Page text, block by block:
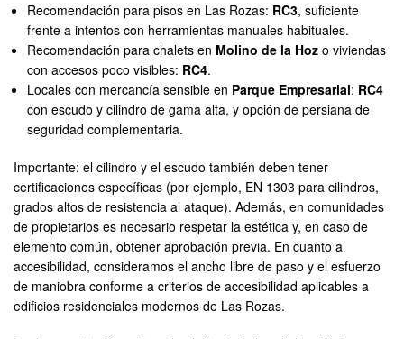
Recomendación para pisos en Las Rozas: RC3, suficiente
frente a intentos con herramientas manuales habituales.
Recomendación para chalets en Molino de la Hoz o viviendas
con accesos poco visibles: RC4.
Locales con mercancía sensible en Parque Empresarial: RC4
con escudo y cilindro de gama alta, y opción de persiana de
seguridad complementaria.
Importante: el cilindro y el escudo también deben tener
certificaciones específicas (por ejemplo, EN 1303 para cilindros,
grados altos de resistencia al ataque). Además, en comunidades
de propietarios es necesario respetar la estética y, en caso de
elemento común, obtener aprobación previa. En cuanto a
accesibilidad, consideramos el ancho libre de paso y el esfuerzo
de maniobra conforme a criterios de accesibilidad aplicables a
edificios residenciales modernos de Las Rozas.